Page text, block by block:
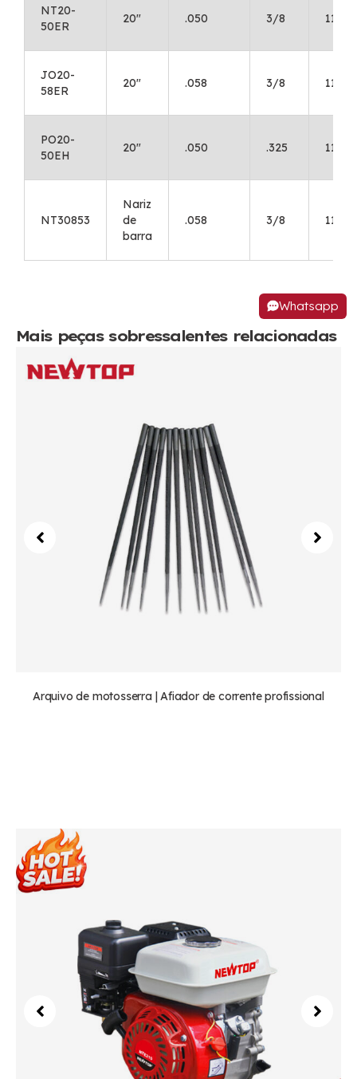
NT20-
50ER
20" .050 3/8 11
JO20-
58ER
20" .058 3/8 11
PO20-
50EH
20" .050 .325 11
NT30853
Nariz
de
barra
.058 3/8 11
Mais peças sobressalentes relacionadas
Arquivo de motosserra | Afiador de corrente profissional
Whatsapp